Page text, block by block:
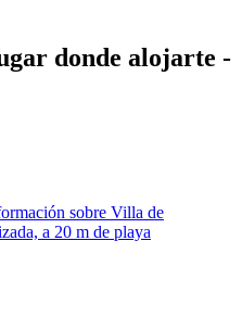
donde alojarte -
sobre Villa de
a 20 m de playa